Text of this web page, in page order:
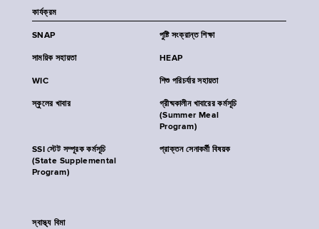
কার্যক্রম
SNAP পুষ্টি সংক্রান্ত শিক্ষা
সাময়িক সহায়তা HEAP
WIC শিশু পরিচর্যার সহায়তা
স্কুলের খাবার
গ্রীষ্মকালীন খাবারের কর্মসূচি
(Summer Meal
Program)
SSI স্টেট সম্পূরক কর্মসূচি
(State Supplemental
Program)
প্রাক্তন সেনাকর্মী বিষয়ক
স্বাস্থ্য বিমা